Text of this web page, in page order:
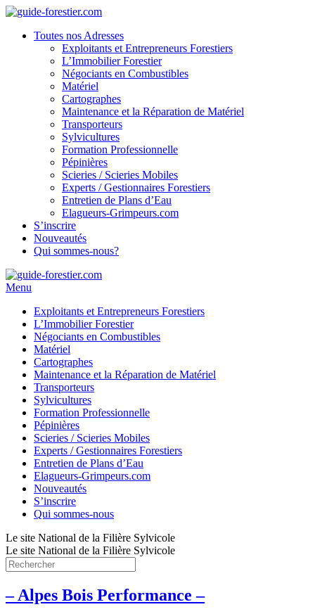
Toutes nos Adresses
Exploitants et Entrepreneurs Forestiers
L’Immobilier Forestier
Négociants en Combustibles
Matériel
Cartographes
Maintenance et la Réparation de Matériel
Transporteurs
Sylvicultures
Formation Professionnelle
Pépinières
Scieries / Scieries Mobiles
Experts / Gestionnaires Forestiers
Entretien de Plans d’Eau
Elagueurs-Grimpeurs.com
S’inscrire
Nouveautés
Qui sommes-nous?
Menu
Exploitants et Entrepreneurs Forestiers
L’Immobilier Forestier
Négociants en Combustibles
Matériel
Cartographes
Maintenance et la Réparation de Matériel
Transporteurs
Sylvicultures
Formation Professionnelle
Pépinières
Scieries / Scieries Mobiles
Experts / Gestionnaires Forestiers
Entretien de Plans d’Eau
Elagueurs-Grimpeurs.com
Nouveautés
S’inscrire
Qui sommes-nous
Le site National de la Filière Sylvicole
Le site National de la Filière Sylvicole
– Alpes Bois Performance –